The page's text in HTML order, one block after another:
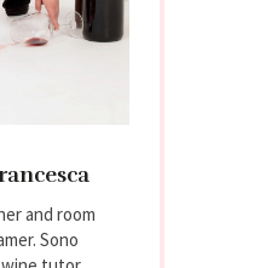
and room
Sono